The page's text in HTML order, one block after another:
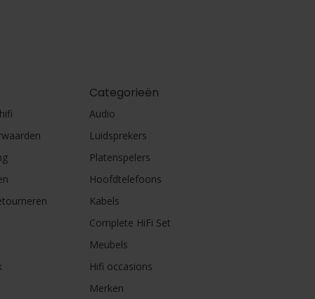
Categorieën
Audio
Luidsprekers
Platenspelers
Hoofdtelefoons
Kabels
Complete HiFi Set
Meubels
Hifi occasions
Merken